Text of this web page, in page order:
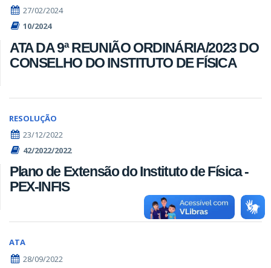
27/02/2024
10/2024
ATA DA 9ª REUNIÃO ORDINÁRIA/2023 DO
CONSELHO DO INSTITUTO DE FÍSICA
RESOLUÇÃO
23/12/2022
42/2022/2022
Plano de Extensão do Instituto de Física -
PEX-INFIS
ATA
28/09/2022